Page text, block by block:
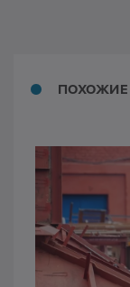
ПОХОЖИЕ